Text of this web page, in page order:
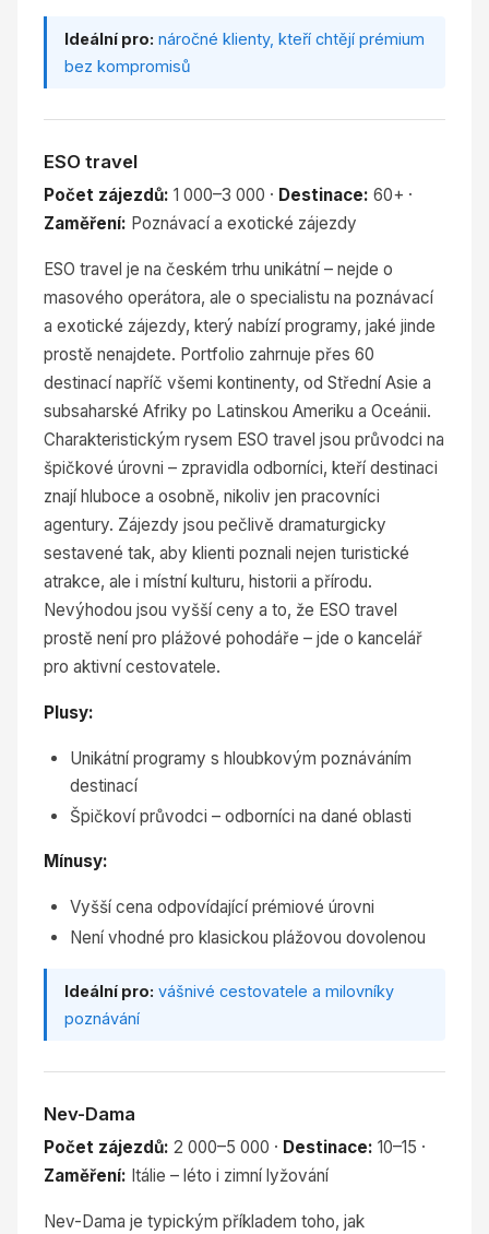
Ideální pro: náročné klienty, kteří chtějí prémium
bez kompromisů
ESO travel
Počet zájezdů: 1 000–3 000 · Destinace: 60+ ·
Zaměření: Poznávací a exotické zájezdy
ESO travel je na českém trhu unikátní – nejde o
masového operátora, ale o specialistu na poznávací
a exotické zájezdy, který nabízí programy, jaké jinde
prostě nenajdete. Portfolio zahrnuje přes 60
destinací napříč všemi kontinenty, od Střední Asie a
subsaharské Afriky po Latinskou Ameriku a Oceánii.
Charakteristickým rysem ESO travel jsou průvodci na
špičkové úrovni – zpravidla odborníci, kteří destinaci
znají hluboce a osobně, nikoliv jen pracovníci
agentury. Zájezdy jsou pečlivě dramaturgicky
sestavené tak, aby klienti poznali nejen turistické
atrakce, ale i místní kulturu, historii a přírodu.
Nevýhodou jsou vyšší ceny a to, že ESO travel
prostě není pro plážové pohodáře – jde o kancelář
pro aktivní cestovatele.
Plusy:
Unikátní programy s hloubkovým poznáváním
destinací
Špičkoví průvodci – odborníci na dané oblasti
Mínusy:
Vyšší cena odpovídající prémiové úrovni
Není vhodné pro klasickou plážovou dovolenou
Ideální pro: vášnivé cestovatele a milovníky
poznávání
Nev-Dama
Počet zájezdů: 2 000–5 000 · Destinace: 10–15 ·
Zaměření: Itálie – léto i zimní lyžování
Nev-Dama je typickým příkladem toho, jak